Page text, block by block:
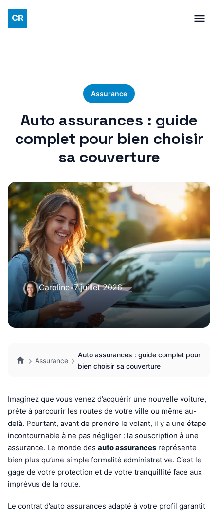
Assurance
Auto assurances : guide
complet pour bien choisir
sa couverture
Caroline•7 juillet 2026
Assurance
Auto assurances : guide complet pour
bien choisir sa couverture
Imaginez que vous venez d’acquérir une nouvelle voiture,
prête à parcourir les routes de votre ville ou même au-
delà. Pourtant, avant de prendre le volant, il y a une étape
incontournable à ne pas négliger : la souscription à une
assurance. Le monde des auto assurances représente
bien plus qu’une simple formalité administrative. C’est le
gage de votre protection et de votre tranquillité face aux
imprévus de la route.
Le contrat d’auto assurances adapté à votre profil garantit